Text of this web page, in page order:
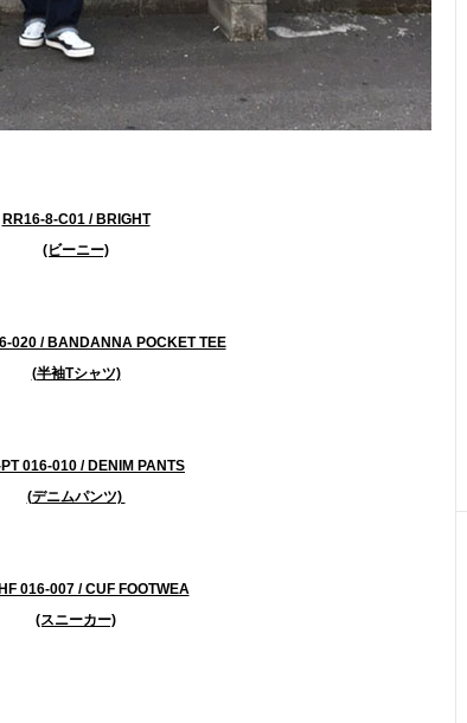
RR16-8-C01 / BRIGHT
(ビーニー)
020 / BANDANNA POCKET TEE
(半袖Tシャツ)
016-010 / DENIM PANTS
(デニムパンツ)
016-007 / CUF FOOTWEA
(スニーカー)